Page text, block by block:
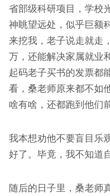
省部级科研项目，学校
神眺望远处，似乎巨额
来挖我，老子说走就走
万，还能解决家属就业
起码老子买书的发票
看，桑老师原来都不如
啥有啥，还都跑到他们
我本想劝他不要盲目乐
好了。毕竟，我不知道
随后的日子里，桑老师